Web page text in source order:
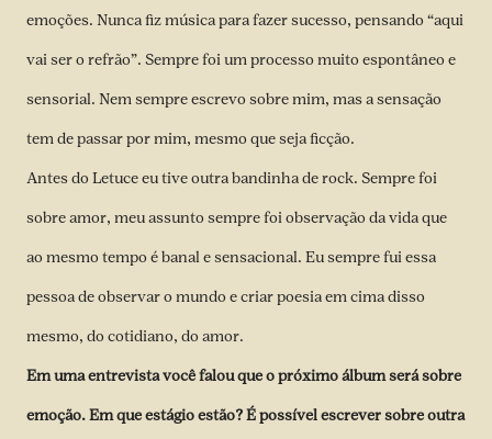
emoções. Nunca fiz música para fazer sucesso, pensando “aqui
vai ser o refrão”. Sempre foi um processo muito espontâneo e
sensorial. Nem sempre escrevo sobre mim, mas a sensação
tem de passar por mim, mesmo que seja ficção.
Antes do Letuce eu tive outra bandinha de rock. Sempre foi
sobre amor, meu assunto sempre foi observação da vida que
ao mesmo tempo é banal e sensacional. Eu sempre fui essa
pessoa de observar o mundo e criar poesia em cima disso
mesmo, do cotidiano, do amor.
Em uma entrevista você falou que o próximo álbum será sobre
emoção. Em que estágio estão? É possível escrever sobre outra